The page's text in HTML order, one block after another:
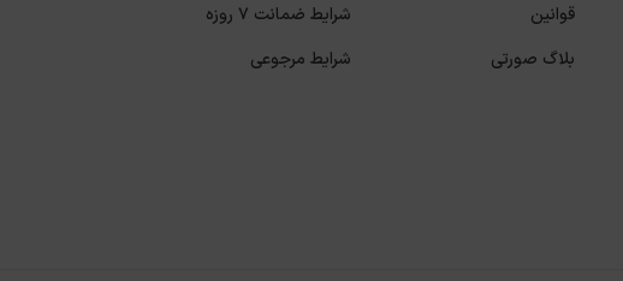
قوانین
بلاگ صورتی
شرایط ضمانت 7 روزه
شرایط مرجوعی